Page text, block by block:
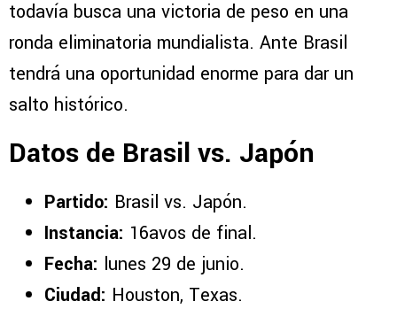
todavía busca una victoria de peso en una
ronda eliminatoria mundialista. Ante Brasil
tendrá una oportunidad enorme para dar un
salto histórico.
Datos de Brasil vs. Japón
Partido: Brasil vs. Japón.
Instancia: 16avos de final.
Fecha: lunes 29 de junio.
Ciudad: Houston, Texas.